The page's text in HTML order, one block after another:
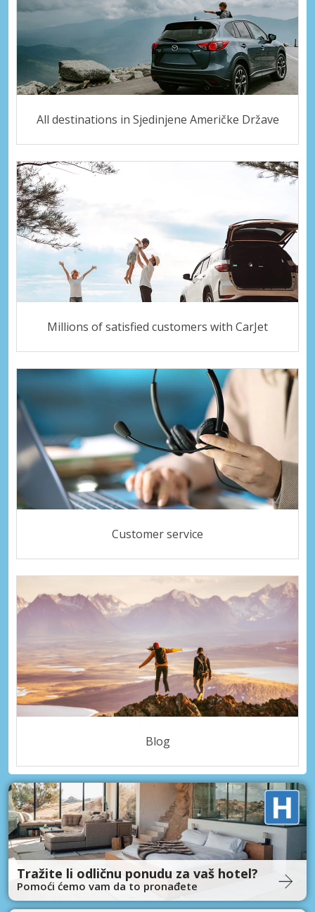
All destinations in Sjedinjene Američke Države
Millions of satisfied customers with CarJet
Customer service
Blog
Tražite li odličnu ponudu za vaš hotel?
Pomoći ćemo vam da to pronađete